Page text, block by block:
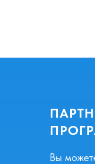
Вы